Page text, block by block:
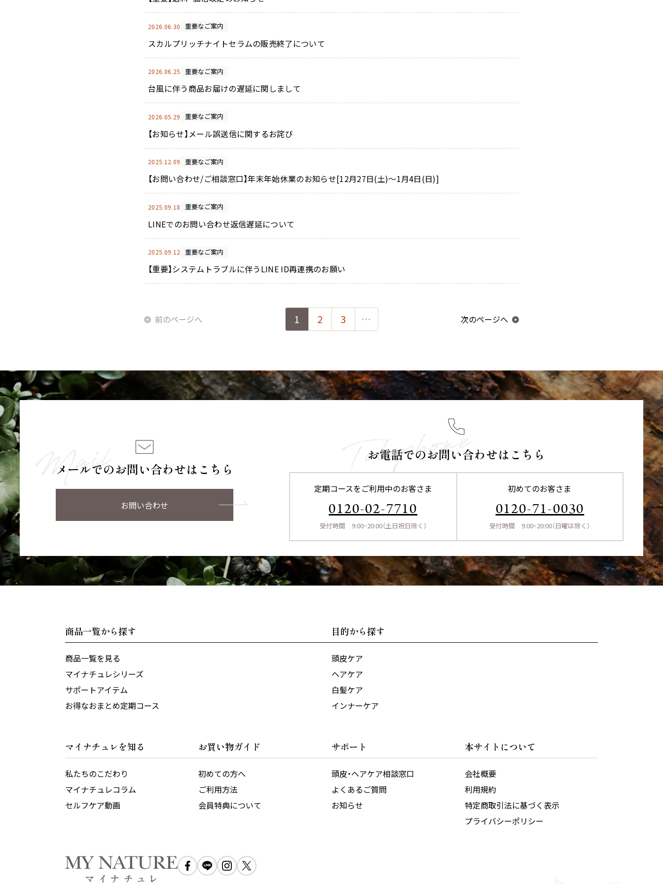
2026.06.30 重要なご案内
スカルプリッチナイトセラムの販売終了について
2026.06.25 重要なご案内
台風に伴う商品お届けの遅延に関しまして
2026.05.29 重要なご案内
【お知らせ】メール誤送信に関するお詫び
2025.12.09 重要なご案内
【お問い合わせ/ご相談窓口】年末年始休業のお知らせ[12月27日(土)～1月4日(日)]
2025.09.18 重要なご案内
LINEでのお問い合わせ返信遅延について
2025.09.12 重要なご案内
【重要】システムトラブルに伴うLINE ID再連携のお願い
前のページへ 1 2 3 … 次のページへ
メールでのお問い合わせはこちら
お問い合わせ
お電話でのお問い合わせはこちら
定期コースをご利用中のお客さま
0120-02-7710
受付時間 9:00~20:00（土日祝日除く）
初めてのお客さま
0120-71-0030
受付時間 9:00~20:00（日曜は除く）
商品一覧から探す
商品一覧を見る
マイナチュレシリーズ
サポートアイテム
お得なおまとめ定期コース
目的から探す
頭皮ケア
ヘアケア
白髪ケア
インナーケア
マイナチュレを知る
私たちのこだわり
マイナチュレコラム
セルフケア動画
お買い物ガイド
初めての方へ
ご利用方法
会員特典について
サポート
頭皮・ヘアケア相談窓口
よくあるご質問
お知らせ
本サイトについて
会社概要
利用規約
特定商取引法に基づく表示
プライバシーポリシー